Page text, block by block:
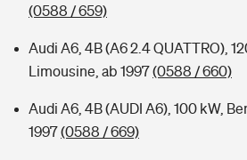
(0588 / 659)
Audi A6, 4B (A6 2.4 QUATTRO),
Limousine, ab 1997(0588 / 660)
Audi A6, 4B (AUDI A6), 100 kW,
1997(0588 / 669)